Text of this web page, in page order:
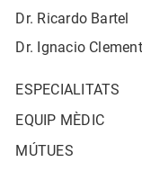
Dr. Ricardo Bartel
Dr. Ignacio
ESPECIALITATS
EQUIP MÈDIC
MÚTUES